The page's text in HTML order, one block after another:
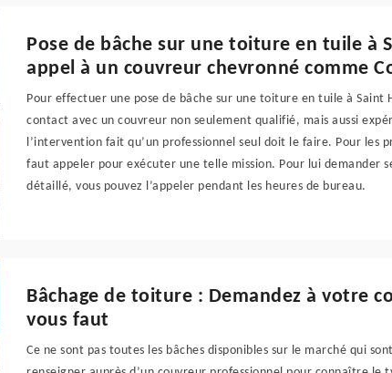
Pose de bâche sur une toiture en tuile à
appel à un couvreur chevronné comme
Pour effectuer une pose de bâche sur une toiture en tuile à
contact avec un couvreur non seulement qualifié, mais aussi
l’intervention fait qu’un professionnel seul doit le faire. Pour les
faut appeler pour exécuter une telle mission. Pour lui demander
détaillé, vous pouvez l’appeler pendant les heures de bureau.
Bâchage de toiture : Demandez à votre
vous faut
Ce ne sont pas toutes les bâches disponibles sur le marché qui